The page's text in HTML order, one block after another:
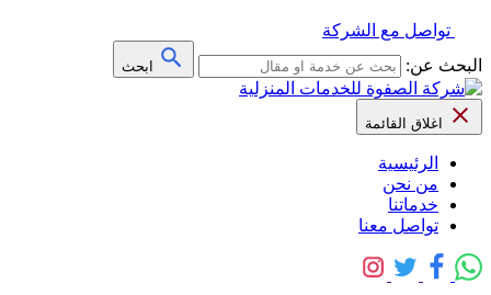
تواصل مع الشركة
البحث عن:
ابحث
اغلاق القائمة
الرئيسية
من نحن
خدماتنا
تواصل معنا